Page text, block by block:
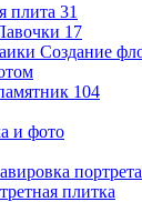
плита 31
17
Создание
104
и фото
портрета
плитка